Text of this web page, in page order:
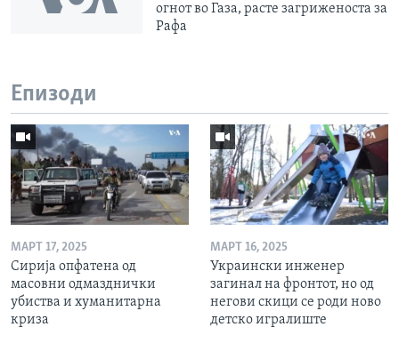
огнот во Газа, расте загриженоста за
Рафа
Епизоди
МАРТ 17, 2025
Сирија опфатена од
масовни одмазднички
убиства и хуманитарна
криза
МАРТ 16, 2025
Украински инженер
загинал на фронтот, но од
негови скици се роди ново
детско игралиште